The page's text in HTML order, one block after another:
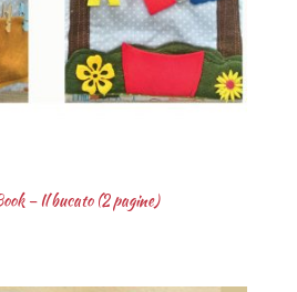
– Il bucato (2 pagine)